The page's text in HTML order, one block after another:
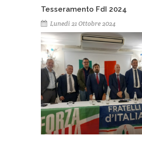
Tesseramento FdI 2024
Lunedì 21 Ottobre 2024